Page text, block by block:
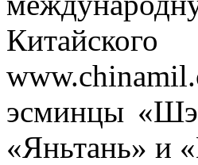
эсминцы
«Яньтань» и